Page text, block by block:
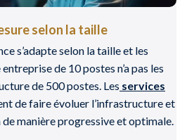
selon la taille
s’adapte selon la taille et les
de 10 postes n’a pas les
de 500 postes. Les services
de faire évoluer l’infrastructure et
manière progressive et optimale.